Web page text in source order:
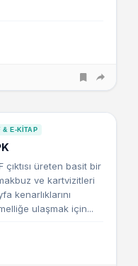
& E-KITAP
üreten basit bir
ve kartvizitleri
kenarlıklarını
ulaşmak için...